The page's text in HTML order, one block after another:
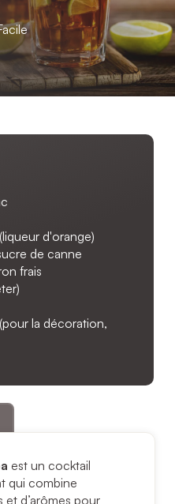
d'orange)
de canne
frais
la décoration,
est un cocktail
qui combine
et d’arômes pour